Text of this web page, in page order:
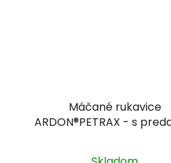
Máčané rukavice
ARDON®PETRAX - s predajnou